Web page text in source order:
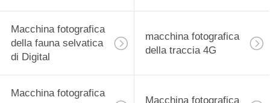
Macchina fotografica
della fauna selvatica
di Digital
macchina fotografica
della traccia 4G
Macchina fotografica
Macchina fotografica